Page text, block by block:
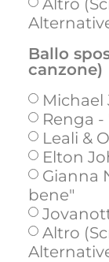
Ballo
canzone)
Michael
Renga
Leali &
Elton
Gianna
bene"
Altro